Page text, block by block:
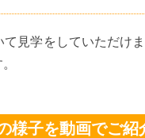
見学をしていただけ
様子を動画でご紹